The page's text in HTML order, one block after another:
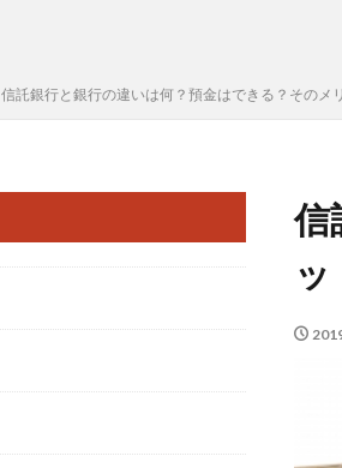
信託銀行と銀行の違いは何？預金はできる？そのメ
信
ッ